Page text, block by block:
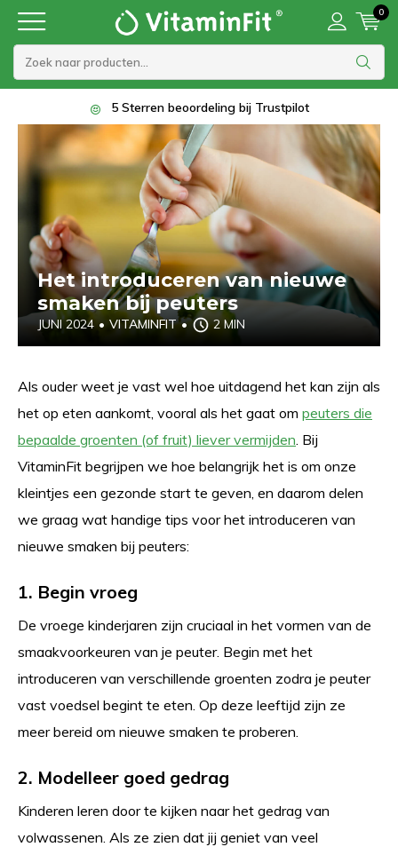
0
5 Sterren beoordeling bij Trustpilot
Het introduceren van nieuwe
smaken bij peuters
JUNI 2024 • VITAMINFIT • 2 MIN
Als ouder weet je vast wel hoe uitdagend het kan zijn als
het op eten aankomt, vooral als het gaat om peuters die
bepaalde groenten (of fruit) liever vermijden. Bij
VitaminFit begrijpen we hoe belangrijk het is om onze
kleintjes een gezonde start te geven, en daarom delen
we graag wat handige tips voor het introduceren van
nieuwe smaken bij peuters:
1. Begin vroeg
De vroege kinderjaren zijn cruciaal in het vormen van de
smaakvoorkeuren van je peuter. Begin met het
introduceren van verschillende groenten zodra je peuter
vast voedsel begint te eten. Op deze leeftijd zijn ze
meer bereid om nieuwe smaken te proberen.
2. Modelleer goed gedrag
Kinderen leren door te kijken naar het gedrag van
volwassenen. Als ze zien dat jij geniet van veel